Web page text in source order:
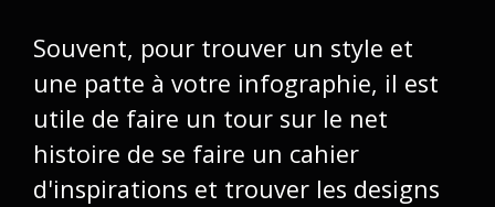
Souvent, pour trouver un style et
une patte à votre infographie, il est
utile de faire un tour sur le net
histoire de se faire un cahier
d'inspirations et trouver les designs